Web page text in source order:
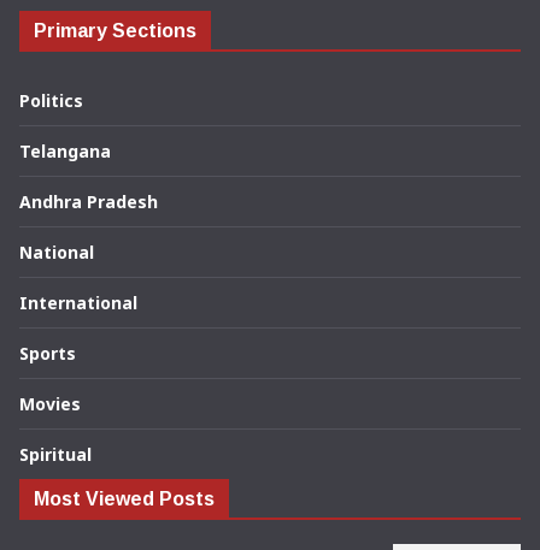
Primary Sections
Politics
Telangana
Andhra Pradesh
National
International
Sports
Movies
Spiritual
Most Viewed Posts